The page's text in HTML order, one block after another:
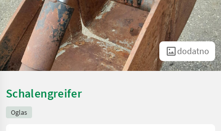
dodatno
Schalengreifer
Oglas